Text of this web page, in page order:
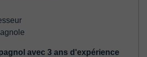
oral (exposiciones,
nivel escrito (ensayos,
avec 3 ans d'expérience